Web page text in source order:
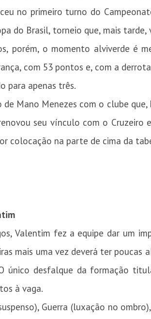
no primeiro turno do
do Brasil, torneio que, mais tarde,
porém, o momento alviverde é
com 53 pontos e, com a
para apenas três.
Mano Menezes com o clube
seu vínculo com o
colocação na parte de cima da
Valentim fez a equipe dar um
mais uma vez deverá ter
único desfalque da formação
à vaga.
Guerra (luxação no